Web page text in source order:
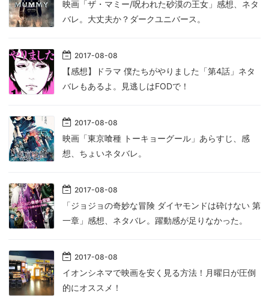
映画「ザ・マミー/呪われた砂漠の王女」感想、ネタ
バレ。大丈夫か？ダークユニバース。
2017-08-08
【感想】ドラマ 僕たちがやりました「第4話」ネタ
バレもあるよ。見逃しはFODで！
2017-08-08
映画「東京喰種 トーキョーグール」あらすじ、感
想、ちょいネタバレ。
2017-08-08
「ジョジョの奇妙な冒険 ダイヤモンドは砕けない 第
一章」感想、ネタバレ。躍動感が足りなかった。
2017-08-08
イオンシネマで映画を安く見る方法！月曜日が圧倒
的にオススメ！